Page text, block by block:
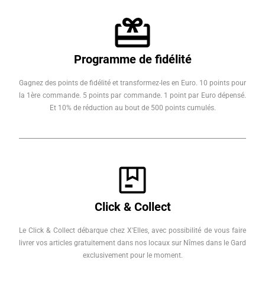
Programme de fidélité
Gagnez des points de fidélité et transformez-les en Euro. 10 points pour
la 1ère commande. 5 points par commande. 1 point par Euro dépensé.
Et 10% de réduction au bout de 500 points cumulés.
Click & Collect
Le Click & Collect débarque chez X'Elles, avec possibilité de vous faire
livrer vos articles gratuitement dans nos locaux sur Nîmes dans le Gard
exclusivement pour le moment.